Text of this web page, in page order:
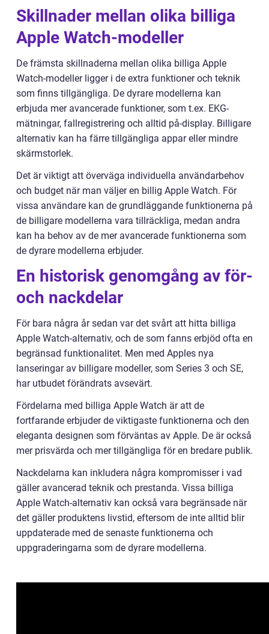
Skillnader mellan olika billiga
Apple Watch-modeller
De främsta skillnaderna mellan olika billiga Apple
Watch-modeller ligger i de extra funktioner och teknik
som finns tillgängliga. De dyrare modellerna kan
erbjuda mer avancerade funktioner, som t.ex. EKG-
mätningar, fallregistrering och alltid på-display. Billigare
alternativ kan ha färre tillgängliga appar eller mindre
skärmstorlek.
Det är viktigt att överväga individuella användarbehov
och budget när man väljer en billig Apple Watch. För
vissa användare kan de grundläggande funktionerna på
de billigare modellerna vara tillräckliga, medan andra
kan ha behov av de mer avancerade funktionerna som
de dyrare modellerna erbjuder.
En historisk genomgång av för-
och nackdelar
För bara några år sedan var det svårt att hitta billiga
Apple Watch-alternativ, och de som fanns erbjöd ofta en
begränsad funktionalitet. Men med Apples nya
lanseringar av billigare modeller, som Series 3 och SE,
har utbudet förändrats avsevärt.
Fördelarna med billiga Apple Watch är att de
fortfarande erbjuder de viktigaste funktionerna och den
eleganta designen som förväntas av Apple. De är också
mer prisvärda och mer tillgängliga för en bredare publik.
Nackdelarna kan inkludera några kompromisser i vad
gäller avancerad teknik och prestanda. Vissa billiga
Apple Watch-alternativ kan också vara begränsade när
det gäller produktens livstid, eftersom de inte alltid blir
uppdaterade med de senaste funktionerna och
uppgraderingarna som de dyrare modellerna.